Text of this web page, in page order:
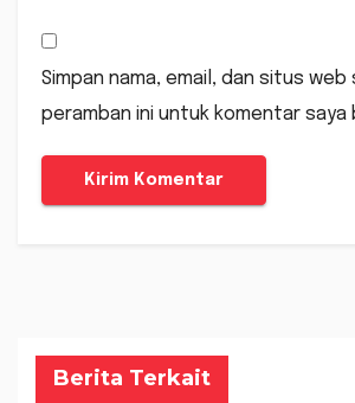
Simpan nama, email, dan situs web
peramban ini untuk komentar saya
Berita Terkait